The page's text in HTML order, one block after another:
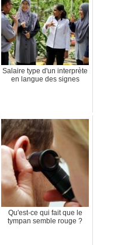
Salaire type d'un interprète
en langue des signes
Qu'est-ce qui fait que le
tympan semble rouge ?